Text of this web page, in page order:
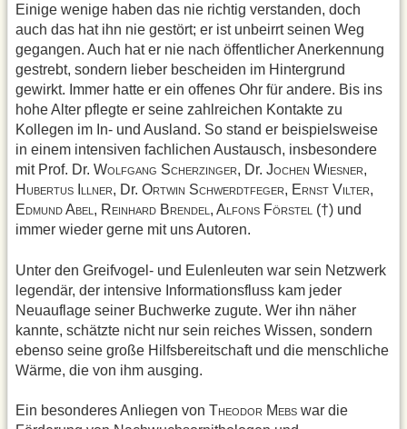
Einige wenige haben das nie richtig verstanden, doch
auch das hat ihn nie gestört; er ist unbeirrt seinen Weg
gegangen. Auch hat er nie nach öffentlicher Anerkennung
gestrebt, sondern lieber bescheiden im Hintergrund
gewirkt. Immer hatte er ein offenes Ohr für andere. Bis ins
hohe Alter pflegte er seine zahlreichen Kontakte zu
Kollegen im In- und Ausland. So stand er beispielsweise
in einem intensiven fachlichen Austausch, insbesondere
mit Prof. Dr. WOLFGANG SCHERZINGER, Dr. JOCHEN W IESNER,
H UBERTUS LLNER, Dr. ORTWIN SCHWERDTFEGER, E RNST V ILTER,
E DMUND ABEL, R EINHARD B RENDEL, ALFONS FÖRSTEL (†) und
immer wieder gerne mit uns Autoren.
Unter den Greifvogel- und Eulenleuten war sein Netzwerk
legendär, der intensive Informationsfluss kam jeder
Neuauflage seiner Buchwerke zugute. Wer ihn näher
kannte, schätzte nicht nur sein reiches Wissen, sondern
ebenso seine große Hilfsbereitschaft und die menschliche
Wärme, die von ihm ausging.
Ein besonderes Anliegen von THEODOR M EBS war die